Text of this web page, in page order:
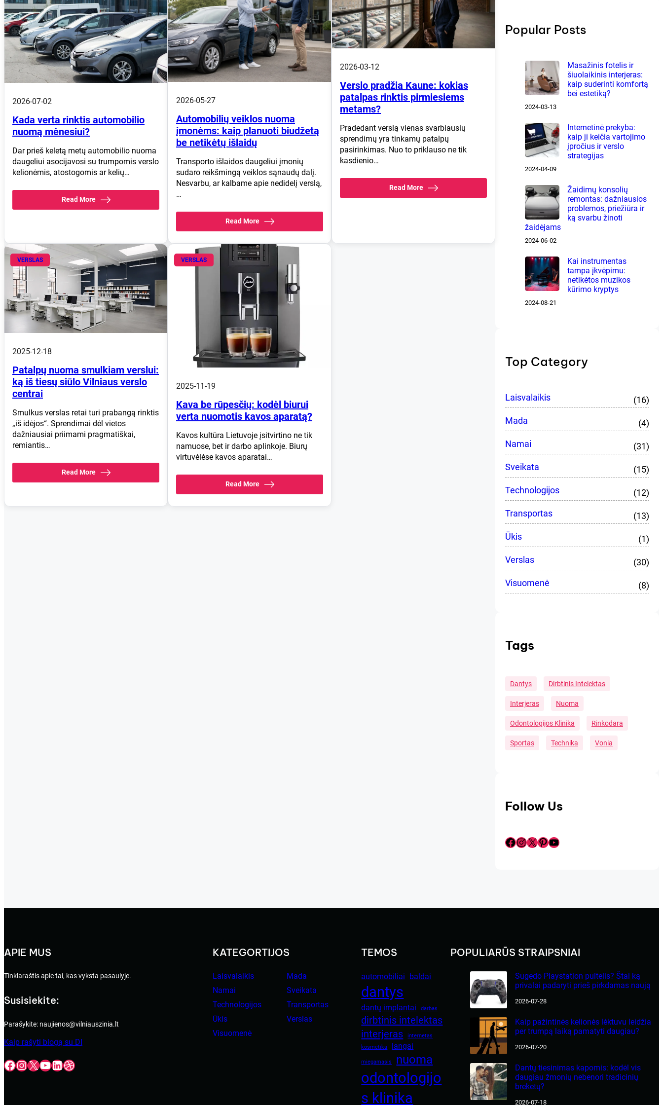
2026-07-02
Kada verta rinktis automobilio
nuomą mėnesiui?
Dar prieš keletą metų automobilio nuoma
daugeliui asocijavosi su trumpomis verslo
kelionėmis, atostogomis ar kelių…
Read More
2026-05-27
Automobilių veiklos nuoma
įmonėms: kaip planuoti biudžetą
be netikėtų išlaidų
Transporto išlaidos daugeliui įmonių
sudaro reikšmingą veiklos sąnaudų dalį.
Nesvarbu, ar kalbame apie nedidelį verslą,
…
Read More
2026-03-12
Verslo pradžia Kaune: kokias
patalpas rinktis pirmiesiems
metams?
Pradedant verslą vienas svarbiausių
sprendimų yra tinkamų patalpų
pasirinkimas. Nuo to priklauso ne tik
kasdienio…
Read More
VERSLAS
2025-12-18
Patalpų nuoma smulkiam verslui:
ką iš tiesų siūlo Vilniaus verslo
centrai
Smulkus verslas retai turi prabangą rinktis
„iš idėjos“. Sprendimai dėl vietos
dažniausiai priimami pragmatiškai,
remiantis…
Read More
VERSLAS
2025-11-19
Kava be rūpesčių: kodėl biurui
verta nuomotis kavos aparatą?
Kavos kultūra Lietuvoje įsitvirtino ne tik
namuose, bet ir darbo aplinkoje. Biurų
virtuvėlėse kavos aparatai…
Read More
Popular Posts
Masažinis fotelis ir
šiuolaikinis interjeras:
kaip suderinti komfortą
bei estetiką?
2024-03-13
Internetinė prekyba:
kaip ji keičia vartojimo
įpročius ir verslo
strategijas
2024-04-09
Žaidimų konsolių
remontas: dažniausios
problemos, priežiūra ir
ką svarbu žinoti
žaidėjams
2024-06-02
Kai instrumentas
tampa įkvėpimu:
netikėtos muzikos
kūrimo kryptys
2024-08-21
Top Category
Laisvalaikis
(16)
Mada
(4)
Namai
(31)
Sveikata
(15)
Technologijos
(12)
Transportas
(13)
Ūkis
(1)
Verslas
(30)
Visuomenė
(8)
Tags
Dantys Dirbtinis Intelektas
Interjeras Nuoma
Odontologijos Klinika Rinkodara
Sportas Technika Vonia
Follow Us
Facebook InstagramX Pinterest YouTube
APIE MUS
Tinklaraštis apie tai, kas vyksta pasaulyje.
Susisiekite:
Parašykite: naujienos@vilniauszinia.lt
Kaip rašyti blogą su DI
Facebook InstagramX YouTube LinkedIn Dribbble
KATEGORTIJOS
Laisvalaikis
Mada
Namai
Sveikata
Technologijos
Transportas
Ūkis
Verslas
Visuomenė
TEMOS
automobiliai baldai
dantys
dantų implantai darbas
dirbtinis intelektas
interjeras
internetas
kosmetika
langai
miegamasis nuoma
odontologijo
s klinika
POPULIARŪS STRAIPSNIAI
Sugedo Playstation pultelis? Štai ką
privalai padaryti prieš pirkdamas naują
2026-07-28
Kaip pažintinės kelionės lėktuvu leidžia
per trumpą laiką pamatyti daugiau?
2026-07-20
Dantų tiesinimas kapomis: kodėl vis
daugiau žmonių nebenori tradicinių
breketų?
2026-07-18